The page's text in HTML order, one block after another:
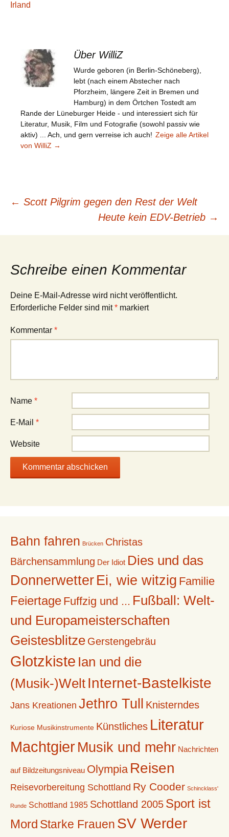
Irland
Über WilliZ
Wurde geboren (in Berlin-Schöneberg),
lebt (nach einem Abstecher nach
Pforzheim, längere Zeit in Bremen und
Hamburg) in dem Örtchen Tostedt am
Rande der Lüneburger Heide - und interessiert sich für
Literatur, Musik, Film und Fotografie (sowohl passiv wie
aktiv) ... Ach, und gern verreise ich auch! Zeige alle Artikel
von WilliZ →
Beitragsnavigation
← Scott Pilgrim gegen den Rest der Welt
Heute kein EDV-Betrieb →
Schreibe einen Kommentar
Deine E-Mail-Adresse wird nicht veröffentlicht.
Erforderliche Felder sind mit* markiert
Kommentar *
Name *
E-Mail *
Website
Bahn fahren Brücken Christas
Bärchensammlung Der Idiot Dies und das
Donnerwetter Ei, wie witzig Familie
Feiertage Fuffzig und ... Fußball: Welt-
und Europameisterschaften
Geistesblitze Gerstengebräu
Glotzkiste Ian und die
(Musik-)Welt Internet-Bastelkiste
Jans Kreationen Jethro Tull Knisterndes
Kuriose Musikinstrumente Künstliches Literatur
MachtgierMusik und mehr Nachrichten
auf Bildzeitungsniveau Olympia Reisen
Reisevorbereitung Schottland Ry Cooder Schincklass'
Runde Schottland 1985 Schottland 2005 Sport ist
Mord Starke Frauen SV Werder